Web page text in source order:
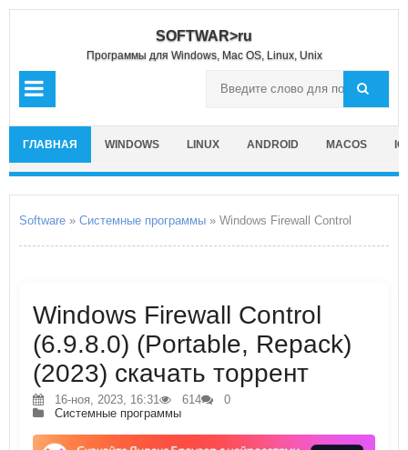
SOFTWAR>ru
Программы для Windows, Mac OS, Linux, Unix
ГЛАВНАЯ WINDOWS LINUX ANDROID MACOS
Software » Системные программы » Windows Firewall Control
Windows Firewall Control
(6.9.8.0) (Portable, Repack)
(2023) скачать торрент
16-ноя, 2023, 16:31 614
0
Системные программы